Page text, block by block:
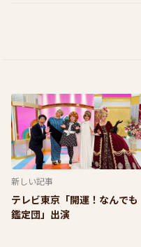
新しい記事
テレビ東京「開運！なんでも
鑑定団」出演